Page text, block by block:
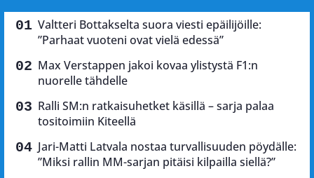
Valtteri Bottakselta suora viesti epäilijöille:
”Parhaat vuoteni ovat vielä edessä”
Max Verstappen jakoi kovaa ylistystä F1:n
nuorelle tähdelle
Ralli SM:n ratkaisuhetket käsillä – sarja palaa
tositoimiin Kiteellä
Jari-Matti Latvala nostaa turvallisuuden pöydälle:
”Miksi rallin MM-sarjan pitäisi kilpailla siellä?”